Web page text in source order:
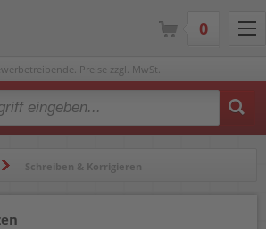
Preise zzgl. MwSt.
for results.
Schreiben & Korrigieren
0